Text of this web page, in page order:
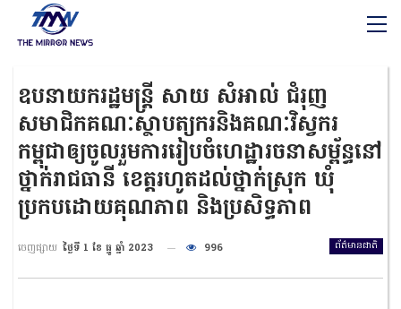
ឧបនាយករដ្ឋមន្ត្រី សាយ សំអាល់ ជំរុញ
សមាជិកគណៈស្ថាបត្យករនិងគណៈវិស្វករ
កម្ពុជាឲ្យចូលរួមការរៀបចំហេដ្ឋារចនាសម្ព័ន្ធនៅ
ថ្នាក់រាជធានី ខេត្តរហូតដល់ថ្នាក់ស្រុក ឃុំ
ប្រកបដោយគុណភាព និងប្រសិទ្ធភាព
ព័ត៌មានជាតិ
ចេញផ្សាយ ថ្ងៃទី 1 ខែ ធ្នូ ឆ្នាំ 2023 996